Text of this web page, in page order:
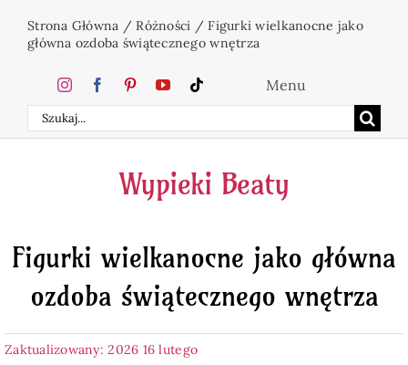
zawartości
Strona Główna /Różności /Figurki wielkanocne jako
główna ozdoba świątecznego wnętrza
Szukaj
Menu
Home
Ciasta
Desery
Wypieki Beaty
Figurki wielkanocne jako główna
ozdoba świątecznego wnętrza
Zaktualizowany: 2026 16 lutego